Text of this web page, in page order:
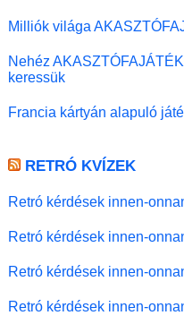
Milliók világa
Nehéz
keressük
Francia kártyán alapuló
RETRÓ KVÍZEK
Retró kérdések innen-
Retró kérdések innen-
Retró kérdések innen-
Retró kérdések innen-